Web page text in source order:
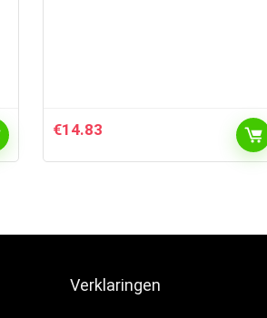
€14.83
Verklaringen